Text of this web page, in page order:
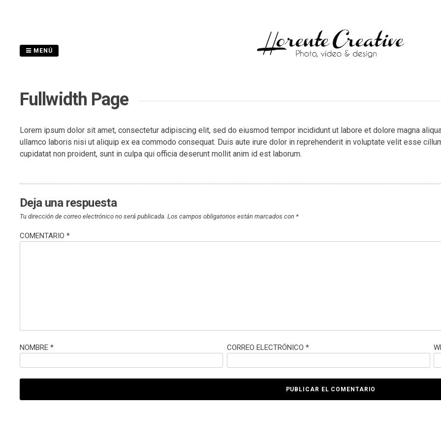
MENÚ
Fullwidth Page
Lorem ipsum dolor sit amet, consectetur adipiscing elit, sed do eiusmod tempor incididunt ut labore et dolore magna
ullamco laboris nisi ut aliquip ex ea commodo consequat. Duis aute irure dolor in reprehenderit in voluptate velit esse
cupidatat non proident, sunt in culpa qui officia deserunt mollit anim id est laborum.
Deja una respuesta
Tu dirección de correo electrónico no será publicada. Los campos obligatorios están marcados con *
COMENTARIO *
NOMBRE * CORREO ELECTRÓNICO *